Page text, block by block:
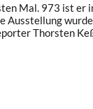
Mal. 973 ist
Thorsten